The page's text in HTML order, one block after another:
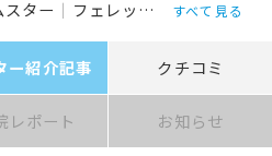
スター フェレット リス 小鳥
すべて見る
ー紹介記事 クチコミ
レポート お知らせ